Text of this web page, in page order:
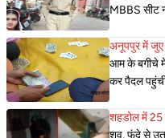
MBBS सीट
अनूपपुर में जुए
आम के बगीचे
कर पैदल
शहडोल में 25
शव, फंदे से